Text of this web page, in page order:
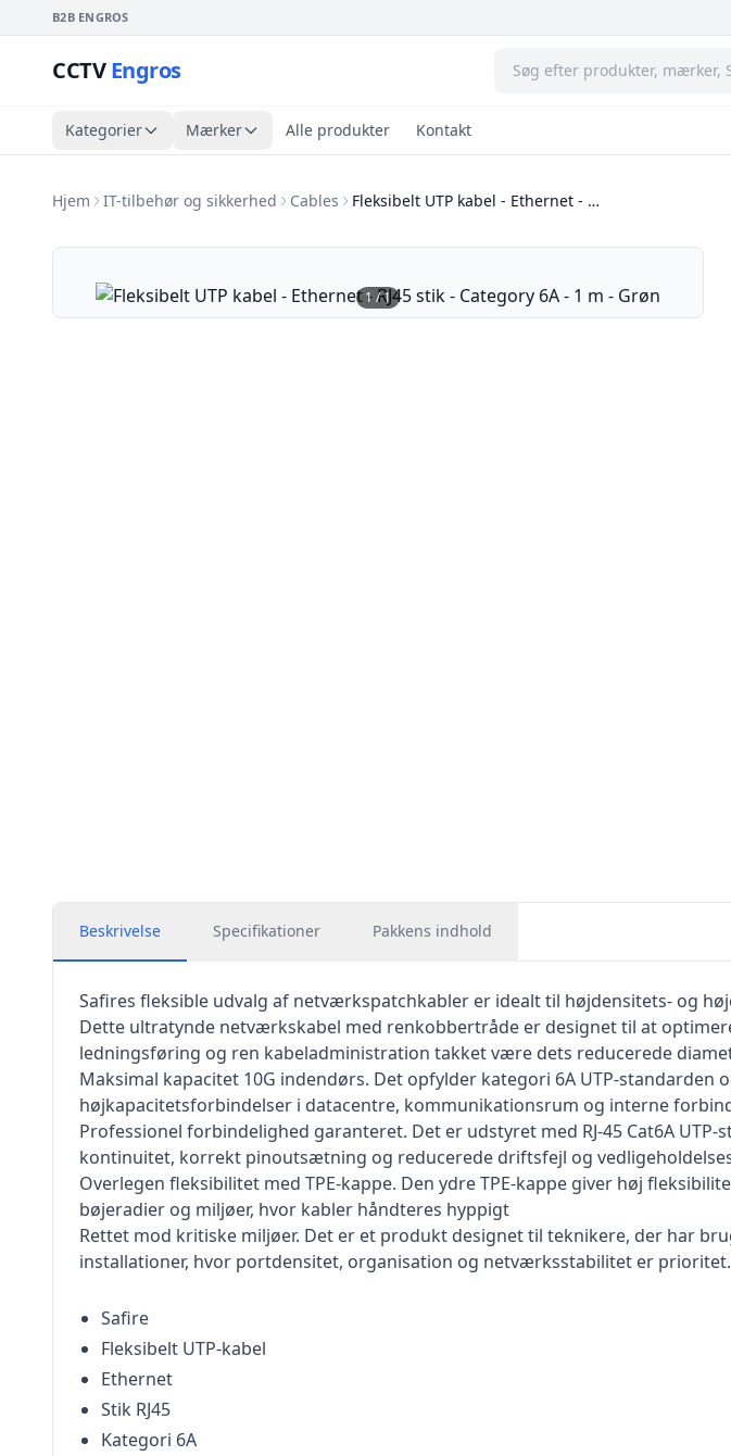
B2B ENGROS
CCTVEngros
Kategorier Mærker Alle produkter Kontakt
Hjem IT-tilbehør og sikkerhed Cables Fleksibelt UTP kabel - Ethernet - …
1/1
Beskrivelse Specifikationer Pakkens indhold
Safires fleksible udvalg af netværkspatchkabler er idealt til højdensitets- og
Dette ultratynde netværkskabel med renkobbertråde er designet til at
ledningsføring og ren kabeladministration takket være dets reducerede
Maksimal kapacitet 10G indendørs. Det opfylder kategori 6A UTP-
højkapacitetsforbindelser i datacentre, kommunikationsrum og interne
Professionel forbindelighed garanteret. Det er udstyret med RJ-45 Cat6A
kontinuitet, korrekt pinoutsætning og reducerede driftsfejl og
Overlegen fleksibilitet med TPE-kappe. Den ydre TPE-kappe giver høj
bøjeradier og miljøer, hvor kabler håndteres hyppigt
Rettet mod kritiske miljøer. Det er et produkt designet til teknikere, der har
installationer, hvor portdensitet, organisation og netværksstabilitet er prioritet.
Safire
Fleksibelt UTP-kabel
Ethernet
Stik RJ45
Kategori 6A